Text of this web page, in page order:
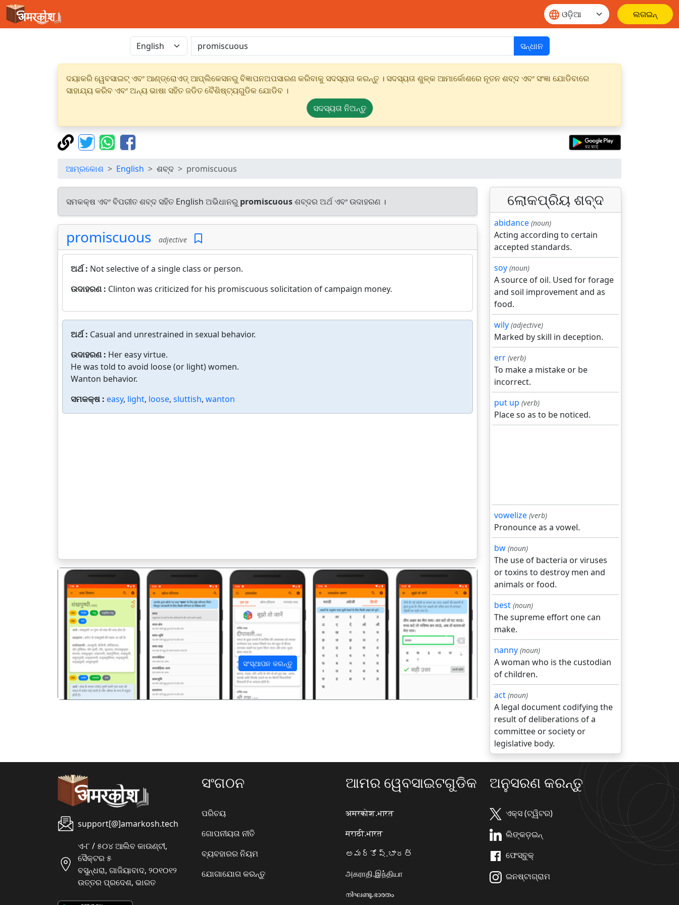
ଲଗଇନ୍
ସନ୍ଧାନ
ଦୟାକରି ୱେବସାଇଟ୍ ଏବଂ ଆଣ୍ଡ୍ରୋଏଡ୍ ଆପ୍ଲିକେସନରୁ ବିଜ୍ଞାପନଅପସାରଣ କରିବାକୁ ସଦସ୍ୟତା କରନ୍ତୁ । ସଦସ୍ୟତା ଶୁଳ୍କ ଆମାର୍କୋଶରେ ନୂତନ ଶବ୍ଦ ଏବଂ ସଂଜ୍ଞା ଯୋଡିବାରେ
ସାହାଯ୍ୟ କରିବ ଏବଂ ଅନ୍ୟ ଭାଷା ସହିତ ଜଡିତ ବୈଶିଷ୍ଟ୍ୟଗୁଡିକ ଯୋଡିବ ।
ସଦସ୍ୟତା ନିଅନ୍ତୁ
ଆମ୍ରକୋଶ English ଶବ୍ଦ promiscuous
ସମକକ୍ଷ ଏବଂ ବିପରୀତ ଶବ୍ଦ ସହିତ English ଅଭିଧାନରୁ promiscuousଶବ୍ଦର ଅର୍ଥ ଏବଂ ଉଦାହରଣ ।
promiscuous adjective
ଅର୍ଥ : Not selective of a single class or person.
ଉଦାହରଣ : Clinton was criticized for his promiscuous solicitation of campaign money.
ଅର୍ଥ : Casual and unrestrained in sexual behavior.
ଉଦାହରଣ : Her easy virtue.
He was told to avoid loose (or light) women.
Wanton behavior.
ସମକକ୍ଷ : easy, light, loose, sluttish, wanton
ସଂସ୍ଥାପନ କରନ୍ତୁ
पिछला अगला
ଲୋକପ୍ରିୟ ଶବ୍ଦ
abidance (noun)
Acting according to certain
accepted standards.
soy (noun)
A source of oil. Used for forage
and soil improvement and as
food.
wily (adjective)
Marked by skill in deception.
err (verb)
To make a mistake or be
incorrect.
put up (verb)
Place so as to be noticed.
vowelize (verb)
Pronounce as a vowel.
bw (noun)
The use of bacteria or viruses
or toxins to destroy men and
animals or food.
best (noun)
The supreme effort one can
make.
nanny (noun)
A woman who is the custodian
of children.
act (noun)
A legal document codifying the
result of deliberations of a
committee or society or
legislative body.
support[@]amarkosh.tech
ଏ-୮ / ୫୦୪ ଆଲିବ କାଉଣ୍ଟୀ,
ସୈକ୍ଟର ୫
ବସୁନ୍ଧରା, ଗାଜିୟାବାଦ, ୨୦୧୦୧୨
ଉତ୍ତର ପ୍ରଦେଶ, ଭାରତ
ସଂଗଠନ
ପରିଚୟ
ଗୋପନୀୟତା ନୀତି
ବ୍ୟବହାରର ନିୟମ
ଯୋଗାଯୋଗ କରନ୍ତୁ
ଆମର ୱେବସାଇଟଗୁଡିକ
अमरकोश.भारत
मराठी.भारत
అమర్కోష్.భారత్
அகராதி.இந்தியா
നിഘണ്ടു.ഭാരതം
ଅନୁସରଣ କରନ୍ତୁ
ଏକ୍ସ (ଟ୍ୱିଟର)
ଲିଙ୍କଡ଼ଇନ୍
ଫେସ୍ବୁକ୍
ଇନଷ୍ଟାଗ୍ରାମ